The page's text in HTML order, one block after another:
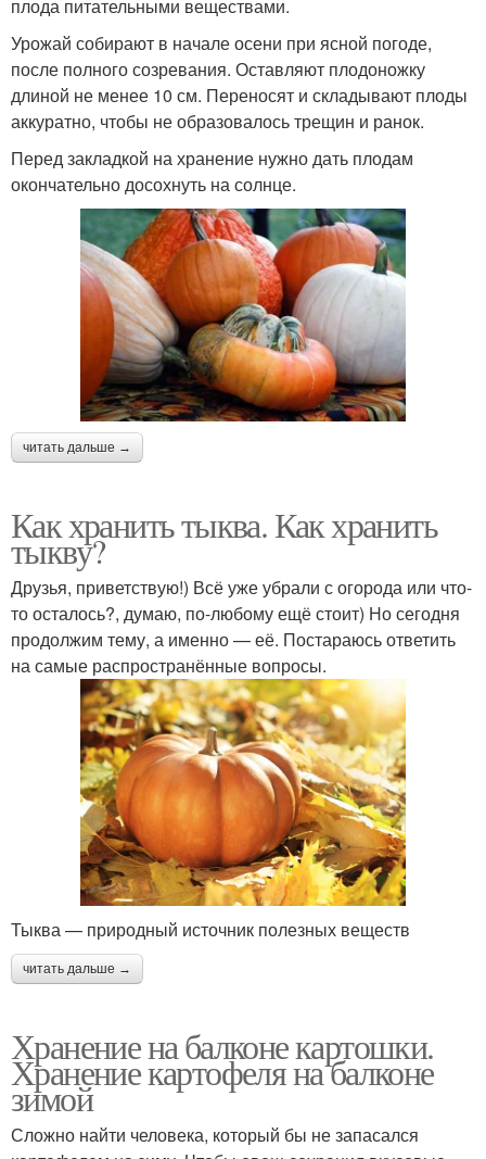
плода питательными веществами.
Урожай собирают в начале осени при ясной погоде,
после полного созревания. Оставляют плодоножку
длиной не менее 10 см. Переносят и складывают плоды
аккуратно, чтобы не образовалось трещин и ранок.
Перед закладкой на хранение нужно дать плодам
окончательно досохнуть на солнце.
читать дальше →
Как хранить тыква. Как хранить
тыкву?
Друзья, приветствую!) Всё уже убрали с огорода или что-
то осталось?, думаю, по-любому ещё стоит) Но сегодня
продолжим тему, а именно — её. Постараюсь ответить
на самые распространённые вопросы.
Тыква — природный источник полезных веществ
читать дальше →
Хранение на балконе картошки.
Хранение картофеля на балконе
зимой
Сложно найти человека, который бы не запасался